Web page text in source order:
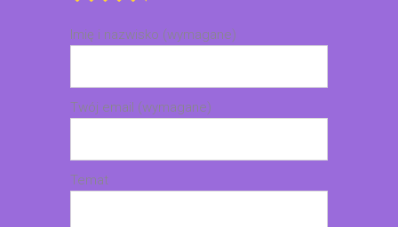
Imię i nazwisko (wymagane)
Twój email (wymagane)
Temat